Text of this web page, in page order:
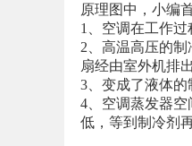
原理图中，小编
1、空调在工作
2、高温高压的
扇经由室外机排出
3、变成了液体的
4、空调蒸发器
低，等到制冷剂